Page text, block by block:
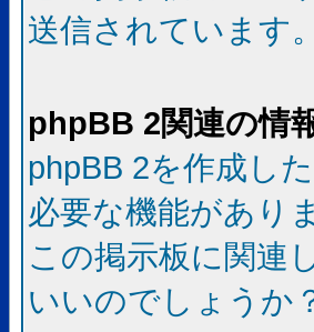
送信されています。
phpBB 2関連の情
phpBB 2を作成し
必要な機能があり
この掲示板に関連
いいのでしょうか